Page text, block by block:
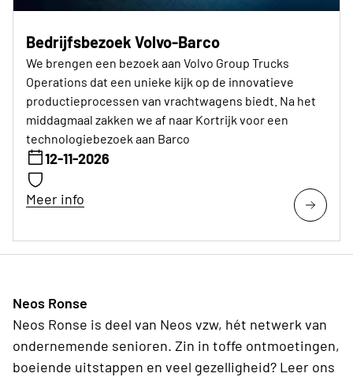
Bedrijfsbezoek Volvo-Barco
We brengen een bezoek aan Volvo Group Trucks
Operations dat een unieke kijk op de innovatieve
productieprocessen van vrachtwagens biedt. Na het
middagmaal zakken we af naar Kortrijk voor een
technologiebezoek aan Barco
12-11-2026
Meer info
Neos Ronse
Neos Ronse is deel van Neos vzw, hét netwerk van
ondernemende senioren. Zin in toffe ontmoetingen,
boeiende uitstappen en veel gezelligheid? Leer ons